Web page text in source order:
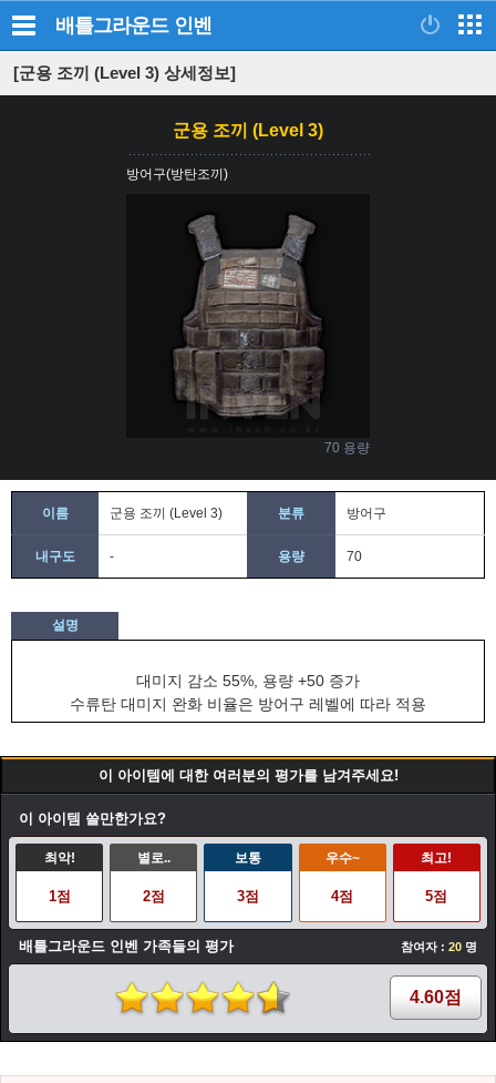
배틀그라운드 인벤
[군용 조끼 (Level 3) 상세정보]
군용 조끼 (Level 3)
방어구(방탄조끼)
70 용량
이름 군용 조끼 (Level 3) 분류 방어구
내구도 - 용량 70
설명
대미지 감소 55%, 용량 +50 증가
수류탄 대미지 완화 비율은 방어구 레벨에 따라 적용
이 아이템에 대한 여러분의 평가를 남겨주세요!
이 아이템 쓸만한가요?
최악!
1점
별로..
2점
보통
3점
우수~
4점
최고!
5점
배틀그라운드 인벤 가족들의 평가 참여자 : 20 명
4.60점